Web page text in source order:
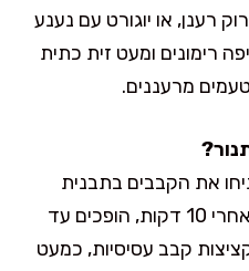
רענן, או יוגורט עם נענע
רימונים ומעט זית כתית
מרעננים.
את הקבבים בתבנית
משומנת, אפו ב-220 מעלות. אחרי 10 דקות, הופכים עד
קבב עסיסיות, כמעט